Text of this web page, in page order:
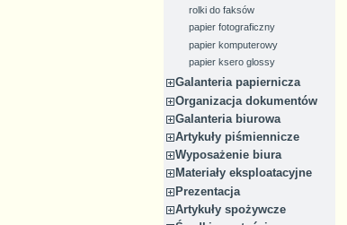
rolki do faksów
papier fotograficzny
papier komputerowy
papier ksero glossy
Galanteria papiernicza
Organizacja dokumentów
Galanteria biurowa
Artykuły piśmiennicze
Wyposażenie biura
Materiały eksploatacyjne
Prezentacja
Artykuły spożywcze